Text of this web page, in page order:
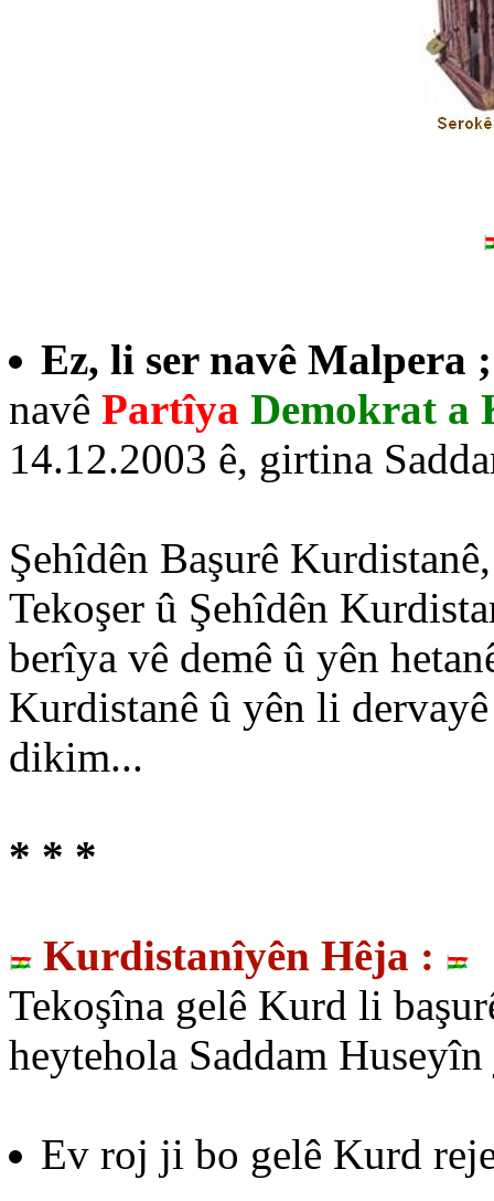
Ez, li ser navê Malpera
navê Partîya Demokrat
14.12.2003 ê, girtina
Şehîdên Başurê
Tekoşer û Şehîdên
berîya vê demê û yên
Kurdistanê û yên li
dikim...
* * *
Kurdistanîyên Hêja :
Tekoşîna gelê Kurd li
heytehola Saddam
Ev roj ji bo gelê Kurd